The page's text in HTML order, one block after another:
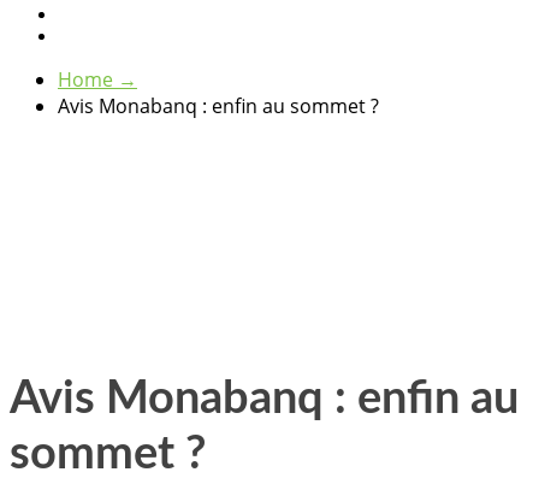
Home →
Avis Monabanq : enfin au sommet ?
Avis Monabanq : enfin au
sommet ?